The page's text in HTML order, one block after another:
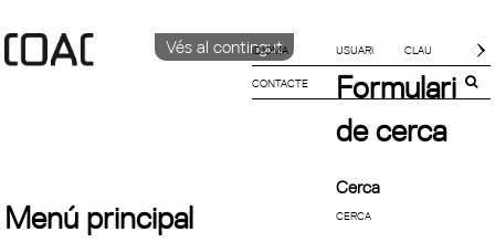
Vés al contingut
IDIOMA
CATALÀ
CONTACTE
Formulari
de cerca
Cerca
Menú principal